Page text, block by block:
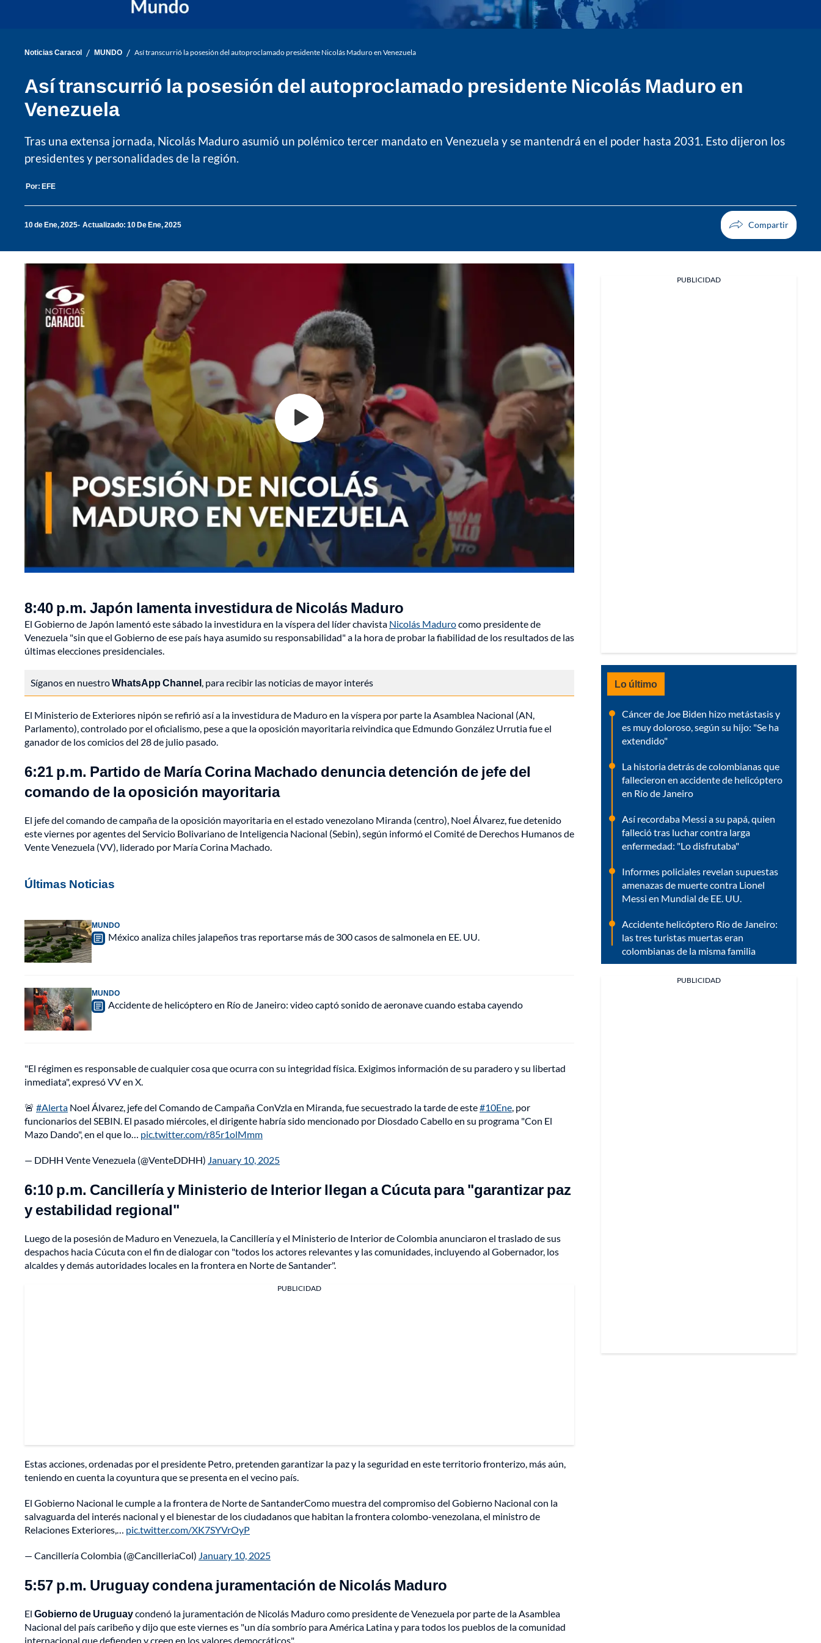
Noticias Caracol / MUNDO / Así transcurrió la posesión del autoproclamado presidente Nicolás Maduro en Venezuela
Así transcurrió la posesión del autoproclamado presidente Nicolás Maduro en
Venezuela
Tras una extensa jornada, Nicolás Maduro asumió un polémico tercer mandato en Venezuela y se mantendrá en el poder hasta 2031. Esto dijeron los
presidentes y personalidades de la región.
Por: EFE
10 de Ene, 2025 Actualizado: 10 De Ene, 2025
8:40 p.m. Japón lamenta investidura de Nicolás Maduro
El Gobierno de Japón lamentó este sábado la investidura en la víspera del líder chavista Nicolás Madurocomo presidente de
Venezuela "sin que el Gobierno de ese país haya asumido su responsabilidad" a la hora de probar la fiabilidad de los resultados de las
últimas elecciones presidenciales.
Síganos en nuestroWhatsApp Channel, para recibir las noticias de mayor interés
El Ministerio de Exteriores nipón se refirió así a la investidura de Maduro en la víspera por parte la Asamblea Nacional (AN,
Parlamento), controlado por el oficialismo, pese a que la oposición mayoritaria reivindica que Edmundo González Urrutia fue el
ganador de los comicios del 28 de julio pasado.
6:21 p.m. Partido de María Corina Machado denuncia detención de jefe del
comando de la oposición mayoritaria
El jefe del comando de campaña de la oposición mayoritaria en el estado venezolano Miranda (centro), Noel Álvarez, fue detenido
este viernes por agentes del Servicio Bolivariano de Inteligencia Nacional (Sebin), según informó el Comité de Derechos Humanos de
Vente Venezuela (VV), liderado por María Corina Machado.
Últimas Noticias
MUNDO
México analiza chiles jalapeños tras reportarse más de 300 casos de salmonela en EE. UU.
MUNDO
Accidente de helicóptero en Río de Janeiro: video captó sonido de aeronave cuando estaba cayendo
"El régimen es responsable de cualquier cosa que ocurra con su integridad física. Exigimos información de su paradero y su libertad
inmediata", expresó VV en X.
🚨 #Alerta Noel Álvarez, jefe del Comando de Campaña ConVzla en Miranda, fue secuestrado la tarde de este#10Ene, por
funcionarios del SEBIN. El pasado miércoles, el dirigente habría sido mencionado por Diosdado Cabello en su programa "Con El
Mazo Dando", en el que lo… pic.twitter.com/r85r1olMmm
— DDHH Vente Venezuela (@VenteDDHH) January 10, 2025
6:10 p.m. Cancillería y Ministerio de Interior llegan a Cúcuta para "garantizar paz
y estabilidad regional"
Luego de la posesión de Maduro en Venezuela, la Cancillería y el Ministerio de Interior de Colombia anunciaron el traslado de sus
despachos hacia Cúcuta con el fin de dialogar con "todos los actores relevantes y las comunidades, incluyendo al Gobernador, los
alcaldes y demás autoridades locales en la frontera en Norte de Santander".
PUBLICIDAD
Estas acciones, ordenadas por el presidente Petro, pretenden garantizar la paz y la seguridad en este territorio fronterizo, más aún,
teniendo en cuenta la coyuntura que se presenta en el vecino país.
El Gobierno Nacional le cumple a la frontera de Norte de SantanderComo muestra del compromiso del Gobierno Nacional con la
salvaguarda del interés nacional y el bienestar de los ciudadanos que habitan la frontera colombo-venezolana, el ministro de
Relaciones Exteriores,… pic.twitter.com/XK7SYVrOyP
— Cancillería Colombia (@CancilleriaCol) January 10, 2025
5:57 p.m. Uruguay condena juramentación de Nicolás Maduro
El Gobierno de Uruguaycondenó la juramentación de Nicolás Maduro como presidente de Venezuela por parte de la Asamblea
Nacional del país caribeño y dijo que este viernes es "un día sombrío para América Latina y para todos los pueblos de la comunidad
internacional que defienden y creen en los valores democráticos".
PUBLICIDAD
Lo último
Cáncer de Joe Biden hizo metástasis y
es muy doloroso, según su hijo: "Se ha
extendido"
La historia detrás de colombianas que
fallecieron en accidente de helicóptero
en Río de Janeiro
Así recordaba Messi a su papá, quien
falleció tras luchar contra larga
enfermedad: "Lo disfrutaba"
Informes policiales revelan supuestas
amenazas de muerte contra Lionel
Messi en Mundial de EE. UU.
Accidente helicóptero Río de Janeiro:
las tres turistas muertas eran
colombianas de la misma familia
PUBLICIDAD